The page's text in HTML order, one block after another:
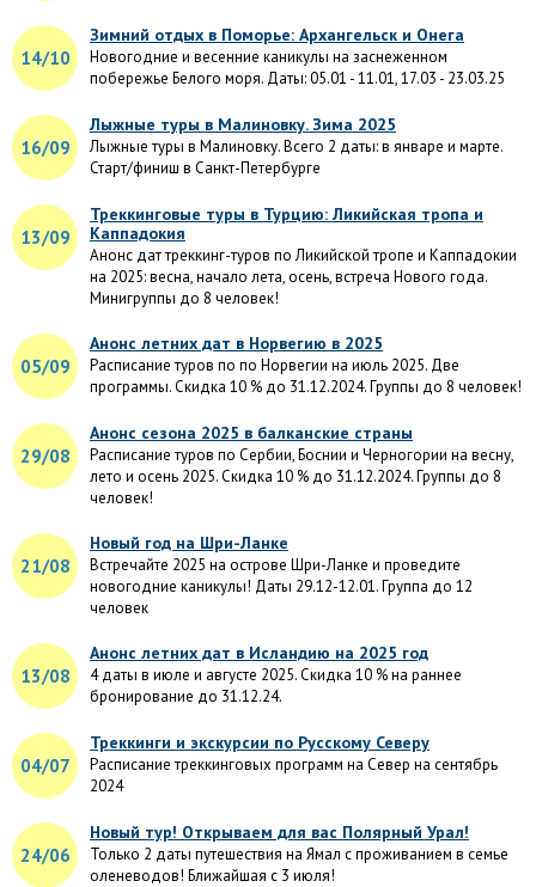
14/10
Зимний отдых в Поморье: Архангельск и Онега
Новогодние и весенние каникулы на заснеженном
побережье Белого моря. Даты: 05.01 - 11.01, 17.03 - 23.03.25
16/09
Лыжные туры в Малиновку. Зима 2025
Лыжные туры в Малиновку. Всего 2 даты: в январе и марте.
Старт/финиш в Санкт-Петербурге
13/09
Треккинговые туры в Турцию: Ликийская тропа и
Каппадокия
Анонс дат треккинг-туров по Ликийской тропе и Каппадокии
на 2025: весна, начало лета, осень, встреча Нового года.
Минигруппы до 8 человек!
05/09
Анонс летних дат в Норвегию в 2025
Расписание туров по по Норвегии на июль 2025. Две
программы. Скидка 10 % до 31.12.2024. Группы до 8 человек!
29/08
Анонс сезона 2025 в балканские страны
Расписание туров по Сербии, Боснии и Черногории на весну,
лето и осень 2025. Скидка 10 % до 31.12.2024. Группы до 8
человек!
21/08
Новый год на Шри-Ланке
Встречайте 2025 на острове Шри-Ланке и проведите
новогодние каникулы! Даты 29.12-12.01. Группа до 12
человек
13/08
Анонс летних дат в Исландию на 2025 год
4 даты в июле и августе 2025. Скидка 10 % на раннее
бронирование до 31.12.24.
04/07
Треккинги и экскурсии по Русскому Северу
Расписание треккинговых программ на Север на сентябрь
2024
24/06
Новый тур! Открываем для вас Полярный Урал!
Только 2 даты путешествия на Ямал с проживанием в семье
оленеводов! Ближайшая с 3 июля!